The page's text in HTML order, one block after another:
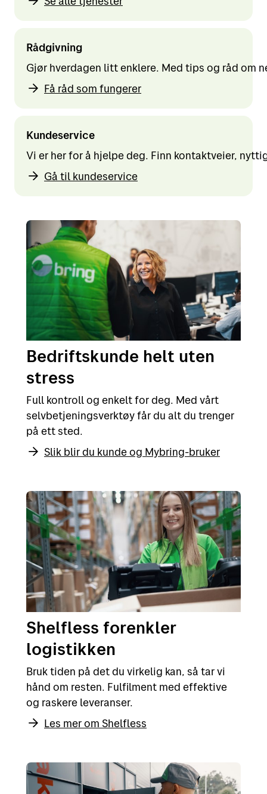
Rådgivning
Gjør hverdagen litt enklere. Med tips og råd om
Få råd som fungerer
Kundeservice
Vi er her for å hjelpe deg. Finn kontaktveier,
Gå til kundeservice
Bedriftskunde helt uten
stress
Full kontroll og enkelt for deg. Med vårt
selvbetjeningsverktøy får du alt du trenger
på ett sted.
Slik blir du kunde og Mybring-bruker
Shelfless forenkler
logistikken
Bruk tiden på det du virkelig kan, så tar vi
hånd om resten. Fulfilment med effektive
og raskere leveranser.
Les mer om Shelfless